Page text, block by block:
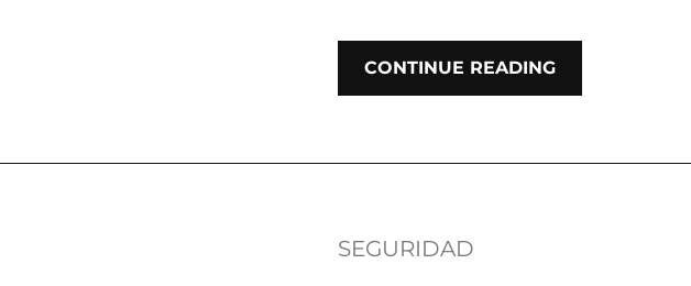
CONTINUE READING
SEGURIDAD